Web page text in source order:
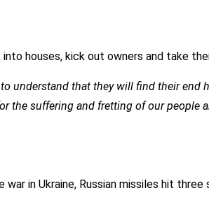
into houses, kick out owners and take
understand that they will find their end
the suffering and fretting of our people
war in Ukraine, Russian missiles hit